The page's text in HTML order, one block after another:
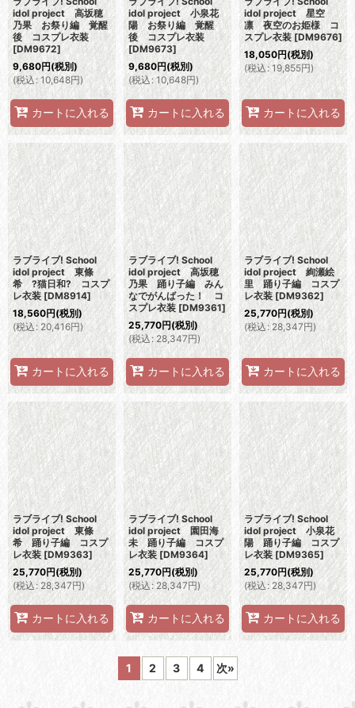
idol project 高坂穂
乃果 お祭り編 覚醒
後 コスプレ衣装
[DM9672]
9,680円(税別)
(税込: 10,648円)
カートに入れる
idol project 小泉花
陽 お祭り編 覚醒
後 コスプレ衣装
[DM9673]
9,680円(税別)
(税込: 10,648円)
カートに入れる
idol project 星空
凛 夜空のお姫様 コ
スプレ衣装 [DM9676]
18,050円(税別)
(税込: 19,855円)
カートに入れる
ラブライブ! School
idol project 東條
希 ?猫日和? コスプ
レ衣装 [DM8914]
18,560円(税別)
(税込 : 20,416円)
カートに入れる
ラブライブ! School
idol project 高坂穂
乃果 踊り子編 みん
なでがんばった！ コ
スプレ衣装 [DM9361]
25,770円(税別)
(税込: 28,347円)
カートに入れる
ラブライブ! School
idol project 絢瀬絵
里 踊り子編 コスプ
レ衣装 [DM9362]
25,770円(税別)
(税込 : 28,347円)
カートに入れる
ラブライブ! School
idol project 東條
希 踊り子編 コスプ
レ衣装 [DM9363]
25,770円(税別)
(税込: 28,347円)
カートに入れる
ラブライブ! School
idol project 園田海
未 踊り子編 コスプ
レ衣装 [DM9364]
25,770円(税別)
(税込: 28,347円)
カートに入れる
ラブライブ! School
idol project 小泉花
陽 踊り子編 コスプ
レ衣装 [DM9365]
25,770円(税別)
(税込 : 28,347円)
カートに入れる
1 2 3 4 次»